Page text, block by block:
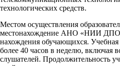
технологических средств.
Местом осуществления
местонахождение АНО «НИИ ДПО»
нахождения обучающихся. Учебная
более 40 часов в неделю, включая
слушателей. Продолжительность